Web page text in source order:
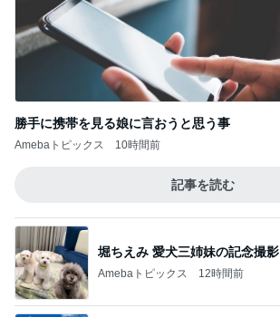
勝手に携帯を見る娘に言おうと思う事
Amebaトピックス 10時間前
記事を読む
堀ちえみ 愛犬三姉妹の記念撮影
Amebaトピックス 12時間前